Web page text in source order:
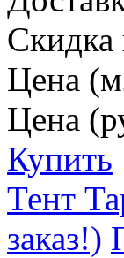
Скидка
Цена
Цена
Купить
Тент
заказ!)